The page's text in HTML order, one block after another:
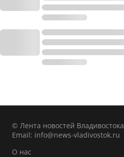
© Лента новостей Владивостока
Email: info@news-vladivostok.ru
О нас